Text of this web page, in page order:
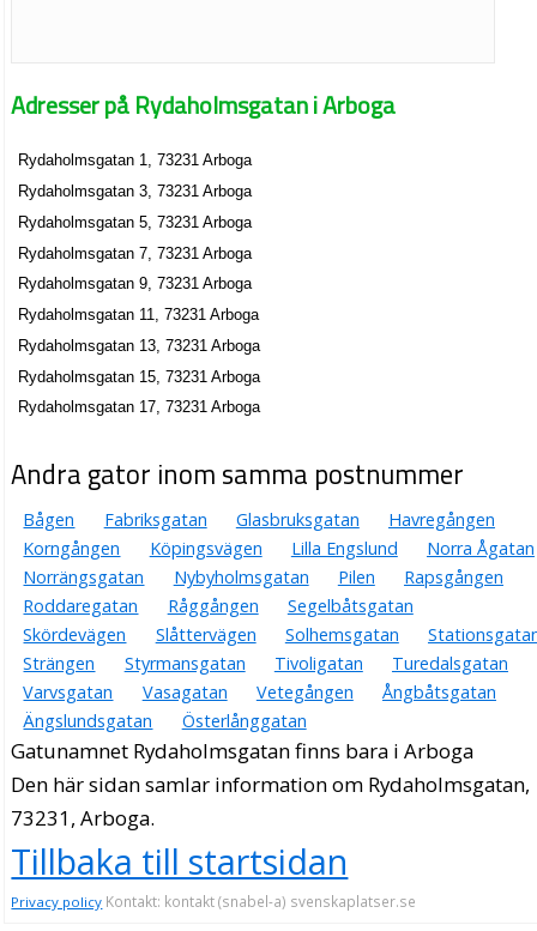
Adresser på Rydaholmsgatan i Arboga
Rydaholmsgatan 1, 73231 Arboga
Rydaholmsgatan 3, 73231 Arboga
Rydaholmsgatan 5, 73231 Arboga
Rydaholmsgatan 7, 73231 Arboga
Rydaholmsgatan 9, 73231 Arboga
Rydaholmsgatan 11, 73231 Arboga
Rydaholmsgatan 13, 73231 Arboga
Rydaholmsgatan 15, 73231 Arboga
Rydaholmsgatan 17, 73231 Arboga
Andra gator inom samma postnummer
Bågen Fabriksgatan Glasbruksgatan
Havregången
Korngången
Köpingsvägen Lilla Engslund
Norra Ågatan
Norrängsgatan
Nybyholmsgatan Pilen
Rapsgången
Roddaregatan
Råggången
Segelbåtsgatan
Skördevägen
Slåttervägen Solhemsgatan
Strängen
Styrmansgatan Tivoligatan
Turedalsgatan
Varvsgatan
Vasagatan Vetegången
Ångbåtsgatan
Ängslundsgatan
Österlånggatan
Gatunamnet Rydaholmsgatan finns bara i Arboga
Den här sidan samlar information om Rydaholmsgatan,
73231, Arboga.
Tillbaka till startsidan
Privacy policy Kontakt: kontakt (snabel-a) svenskaplatser.se